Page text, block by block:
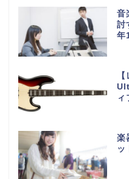
音
討
年
ィ
楽
ッ